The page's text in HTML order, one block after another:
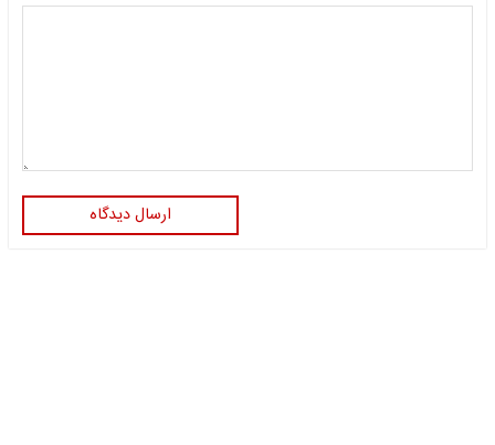
ارسال دیدگاه